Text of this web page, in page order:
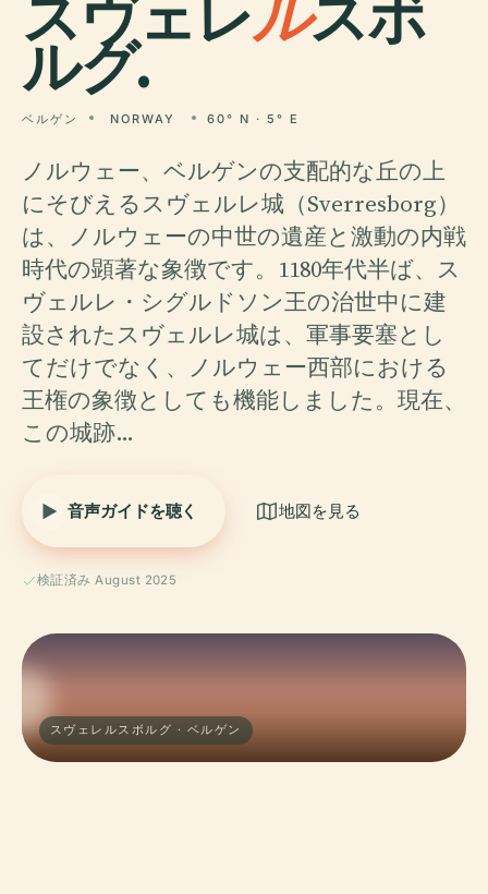
スヴェレルスボ
ルグ.
ベルゲン NORWAY 60° N · 5° E
ノルウェー、ベルゲンの支配的な丘の上
にそびえるスヴェルレ城（Sverresborg）
は、ノルウェーの中世の遺産と激動の内戦
時代の顕著な象徴です。1180年代半ば、ス
ヴェルレ・シグルドソン王の治世中に建
設されたスヴェルレ城は、軍事要塞とし
てだけでなく、ノルウェー西部における
王権の象徴としても機能しました。現在、
この城跡…
音声ガイドを聴く 地図を見る
検証済み August 2025
スヴェレルスボルグ · ベルゲン